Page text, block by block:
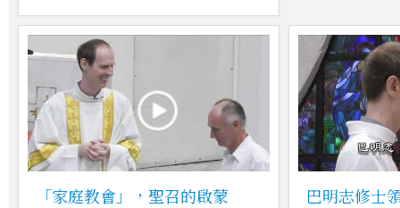
「家庭教會」，聖召的啟蒙 巴明志修士